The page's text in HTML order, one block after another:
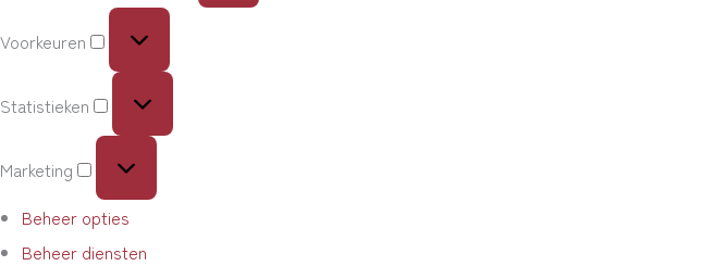
Voorkeuren
Statistieken
Marketing
Beheer opties
Beheer diensten